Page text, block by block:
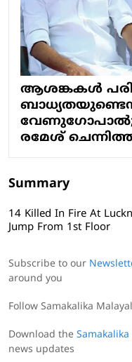
ആശങ്കകൾ
വേണുഗോപാൽ;
രമേശ്
Summary
14 Killed In Fire At
Jump From 1st Floor
Subscribe to our
around you
Follow Samakalika
Download the
news updates